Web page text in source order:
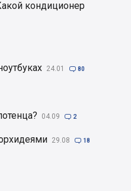
кондиционер
24.01  80
04.09  2
29.08  18